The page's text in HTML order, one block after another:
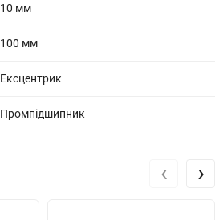
10 мм
100 мм
Ексцентрик
Промпідшипник
‹ ›